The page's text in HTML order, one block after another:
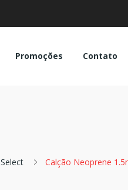
Promoções Contato
Select Calção Neoprene